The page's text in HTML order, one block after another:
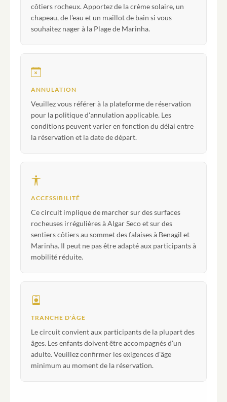
côtiers rocheux. Apportez de la crème solaire, un
chapeau, de l'eau et un maillot de bain si vous
souhaitez nager à la Plage de Marinha.
ANNULATION
Veuillez vous référer à la plateforme de réservation
pour la politique d'annulation applicable. Les
conditions peuvent varier en fonction du délai entre
la réservation et la date de départ.
ACCESSIBILITÉ
Ce circuit implique de marcher sur des surfaces
rocheuses irrégulières à Algar Seco et sur des
sentiers côtiers au sommet des falaises à Benagil et
Marinha. Il peut ne pas être adapté aux participants à
mobilité réduite.
TRANCHE D'ÂGE
Le circuit convient aux participants de la plupart des
âges. Les enfants doivent être accompagnés d'un
adulte. Veuillez confirmer les exigences d'âge
minimum au moment de la réservation.